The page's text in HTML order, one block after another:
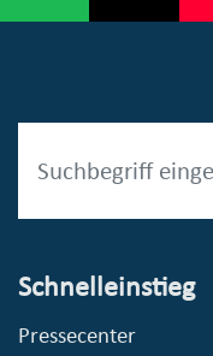
Schnelleinstieg
Pressecenter